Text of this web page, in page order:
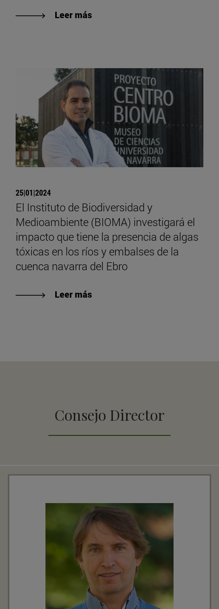
Leer más
25|01|2024
El Instituto de Biodiversidad y
Medioambiente (BIOMA) investigará el
impacto que tiene la presencia de algas
tóxicas en los ríos y embalses de la
cuenca navarra del Ebro
Leer más
Consejo Director